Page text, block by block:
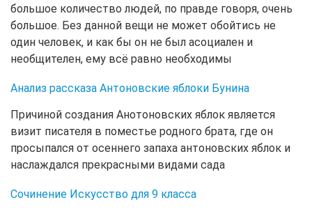
большое количество людей, по правде говоря, очень
большое. Без данной вещи не может обойтись не
один человек, и как бы он не был асоциален и
необщителен, ему всё равно необходимы
Анализ рассказа Антоновские яблоки Бунина
Причиной создания Анотоновских яблок является
визит писателя в поместье родного брата, где он
просыпался от осеннего запаха антоновских яблок и
наслаждался прекрасными видами сада
Сочинение Искусство для 9 класса